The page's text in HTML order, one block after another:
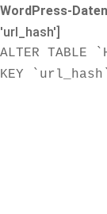
WordPress-
'url_hash']
ALTER TABLE
KEY